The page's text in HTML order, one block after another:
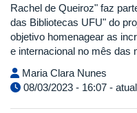
Rachel de Queiroz" faz
das Bibliotecas UFU" do
objetivo homenagear as
e internacional no mês das
Maria Clara Nunes
08/03/2023 - 16:07 -